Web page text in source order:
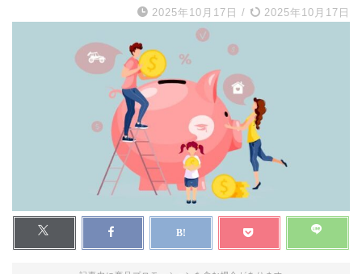
2025年10月17日 / 2025年10月17日